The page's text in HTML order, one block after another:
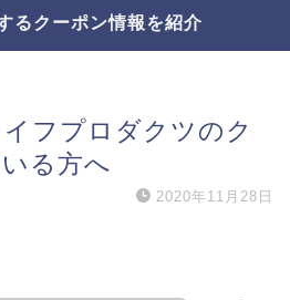
るクーポン情報を紹介
フプロダクツのク
る方へ
2020年11月28日